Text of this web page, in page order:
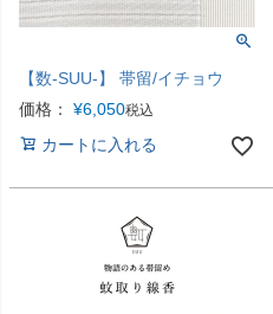
【数-SUU-】 帯留/イチョウ
価格：
¥6,050税込
カートに入れる